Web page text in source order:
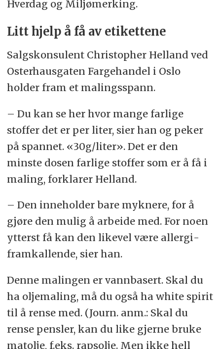
Hverdag og Miljø­merking.
Litt hjelp å få av etikettene
Salgskonsulent Christopher Helland ved
Oster­haus­gaten Farge­handel i Oslo
holder fram et malings­spann.
– Du kan se her hvor mange farlige
stoffer det er per liter, sier han og peker
på spannet. «30g/liter». Det er den
minste dosen farlige stoffer som er å få i
maling, forklarer Helland.
– Den inneholder bare myknere, for å
gjøre den mulig å arbeide med. For noen
ytterst få kan den likevel være allergi­
framkallende, sier han.
Denne malingen er vannbasert. Skal du
ha oljemaling, må du også ha white spirit
til å rense med. (Journ. anm.: Skal du
rense pensler, kan du like gjerne bruke
matolje, f.eks. rapsolje. Men ikke hell